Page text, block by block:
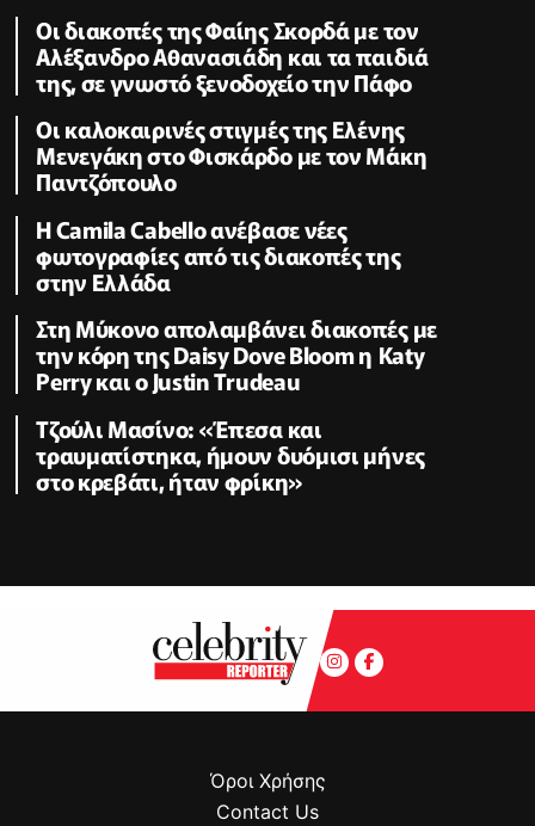
Οι διακοπές της Φαίης Σκορδά με τον
Αλέξανδρο Αθανασιάδη και τα παιδιά
της, σε γνωστό ξενοδοχείο την Πάφο
Oι καλοκαιρινές στιγμές της Ελένης
Μενεγάκη στο Φισκάρδο με τον Μάκη
Παντζόπουλο
Η Camila Cabello ανέβασε νέες
φωτογραφίες από τις διακοπές της
στην Ελλάδα
Στη Μύκονο απολαμβάνει διακοπές με
την κόρη της Daisy Dove Bloom η Κaty
Perry και ο Justin Trudeau
Τζούλι Μασίνο: «Έπεσα και
τραυματίστηκα, ήμουν δυόμισι μήνες
στο κρεβάτι, ήταν φρίκη»
Όροι Χρήσης
Contact Us